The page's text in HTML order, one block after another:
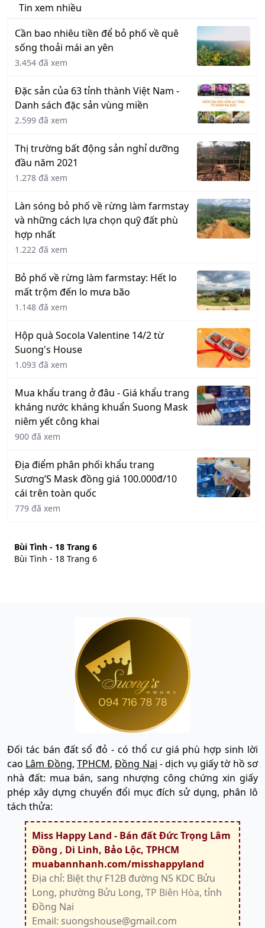
Tin xem nhiều
Cần bao nhiêu tiền để bỏ phố về quê
sống thoải mái an yên
3.454 đã xem
Đặc sản của 63 tỉnh thành Việt Nam -
Danh sách đặc sản vùng miền
2.599 đã xem
Thị trường bất động sản nghỉ dưỡng
đầu năm 2021
1.278 đã xem
Làn sóng bỏ phố về rừng làm farmstay
và những cách lựa chọn quỹ đất phù
hợp nhất
1.222 đã xem
Bỏ phố về rừng làm farmstay: Hết lo
mất trộm đến lo mưa bão
1.148 đã xem
Hộp quà Socola Valentine 14/2 từ
Suong's House
1.093 đã xem
Mua khẩu trang ở đâu - Giá khẩu trang
kháng nước kháng khuẩn Suong Mask
niêm yết công khai
900 đã xem
Địa điểm phân phối khẩu trang
Sương’S Mask đồng giá 100.000đ/10
cái trên toàn quốc
779 đã xem
Bùi Tình - 18 Trang 6
Bùi Tình - 18 Trang 6
Đối tác bán đất sổ đỏ - có thổ cư giá phù hợp sinh lời
cao Lâm Đồng,TPHCM,Đồng Nai - dịch vụ giấy tờ hồ sơ
nhà đất: mua bán, sang nhượng công chứng xin giấy
phép xây dựng chuyển đổi mục đích sử dụng, phân lô
tách thửa:
Miss Happy Land - Bán đất Đức Trọng Lâm
Đồng , Di Linh, Bảo Lộc, TPHCM
muabannhanh.com/misshappyland
Địa chỉ: Biệt thự F12B đường N5 KDC Bửu
Long, phường Bửu Long, TP Biên Hòa, tỉnh
Đồng Nai
Email: suongshouse@gmail.com